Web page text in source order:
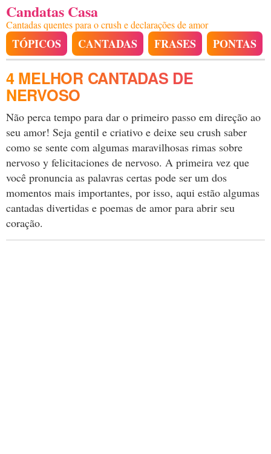
Candatas Casa
Cantadas quentes para o crush e declarações de amor
TÓPICOS CANTADAS FRASES PONTAS
4 MELHOR CANTADAS DE
NERVOSO
Não perca tempo para dar o primeiro passo em direção ao
seu amor! Seja gentil e criativo e deixe seu crush saber
como se sente com algumas maravilhosas rimas sobre
nervoso y felicitaciones de nervoso. A primeira vez que
você pronuncia as palavras certas pode ser um dos
momentos mais importantes, por isso, aqui estão algumas
cantadas divertidas e poemas de amor para abrir seu
coração.